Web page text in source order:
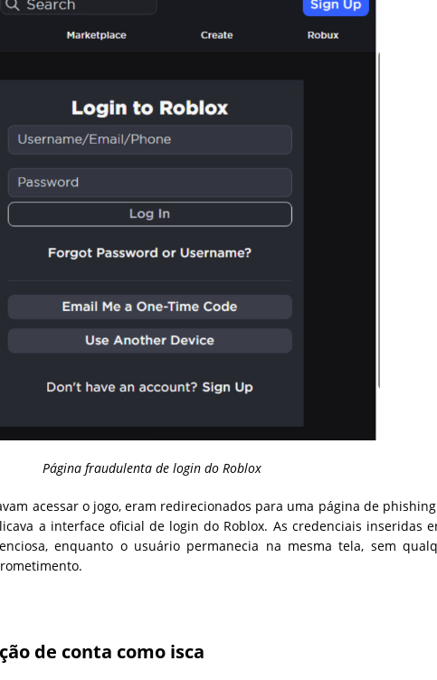
Página fraudulenta de login do Roblox
acessar o jogo, eram redirecionados para uma página de
a interface oficial de login do Roblox. As credenciais inseridas
enquanto o usuário permanecia na mesma tela, sem
de conta como isca